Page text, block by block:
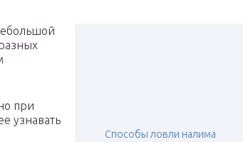
Способы ловли налима
при
узнавать